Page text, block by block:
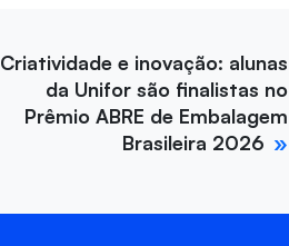
Criatividade e inovação: alunas
da Unifor são finalistas no
Prêmio ABRE de Embalagem
Brasileira 2026